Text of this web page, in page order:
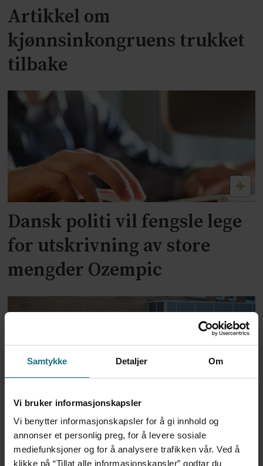
Samtykke Detaljer Om
Vi bruker informasjonskapsler
Vi benytter informasjonskapsler for å gi innhold og
annonser et personlig preg, for å levere sosiale
mediefunksjoner og for å analysere trafikken vår. Ved å
klikke på “Tillat alle informasjonskapsler” godtar du
Artikkel om
kjønnsinkongruens trukket
tilbake
Dansk politi vil fengsle lege
for utskrivning av store
mengder Ozempic
Feilmedisinert i 18 år – får
millionerstatning